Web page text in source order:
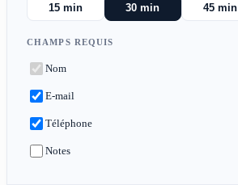
15 min 30 min 45 min
CHAMPS REQUIS
Nom
E-mail
Téléphone
Notes